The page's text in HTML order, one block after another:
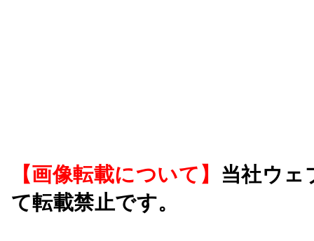
【画像転載について】 当社ウェ
て転載禁止です。